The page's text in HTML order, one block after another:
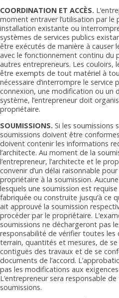
COORDINATION ET ACCÈS.
moment entraver l’utilisation par
installation existante ou
systèmes de services publics
être exécutés de manière à causer
avec le fonctionnement continu du
autres entrepreneurs. Les
être exempts de tout matériel à
nécessaire d’interrompre le service
connexion, une modification ou un
système, l’entrepreneur doit
propriétaire.
SOUMISSIONS. Si les soumissions
soumissions doivent être
doivent contenir les informations
l’architecte. Au moment de la
l’entrepreneur, l’architecte et le
convenir d’un délai raisonnable
propriétaire à la soumission.
lesquels une soumission est
fabriquée ou construite jusqu’à ce
ait approuvé la soumission
procéder par le propriétaire.
soumissions ne déchargeront pas
responsabilité de vérifier toutes les
terrain, quantités et mesures, de
contiguës des travaux et de se
documents de l’accord.
pas les modifications aux
L’entrepreneur sera responsable
soumissions.